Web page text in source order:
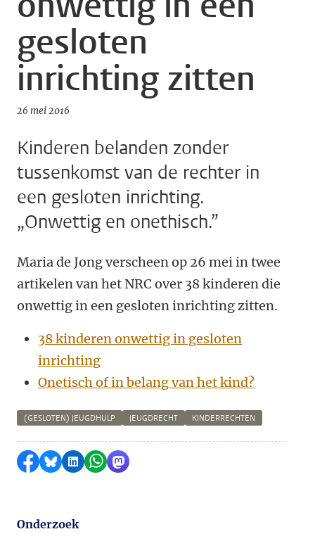
gesloten
inrichting zitten
26 mei 2016
Kinderen belanden zonder
tussenkomst van de rechter in
een gesloten inrichting.
„Onwettig en onethisch.”
Maria de Jong verscheen op 26 mei in twee
artikelen van het NRC over 38 kinderen die
onwettig in een gesloten inrichting zitten.
38 kinderen onwettig in gesloten
inrichting
Onetisch of in belang van het kind?
(GESLOTEN) JEUGDHULP JEUGDRECHT KINDERRECHTEN
Delen op Facebook
Delen via Bluesky
Delen op LinkedIn
Delen via WhatsApp
Delen via Mastodon
Onderzoek